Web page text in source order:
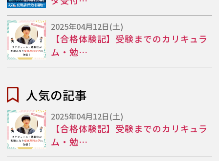
2025年04月12日(土)
【合格体験記】受験までのカリキュラ
ム・勉…
人気の記事
2025年04月12日(土)
【合格体験記】受験までのカリキュラ
ム・勉…